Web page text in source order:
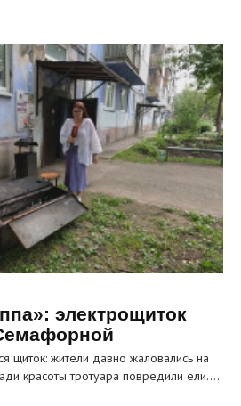
электрощиток
щиток: жители давно жаловались на
красоты тротуара повредили ели.…